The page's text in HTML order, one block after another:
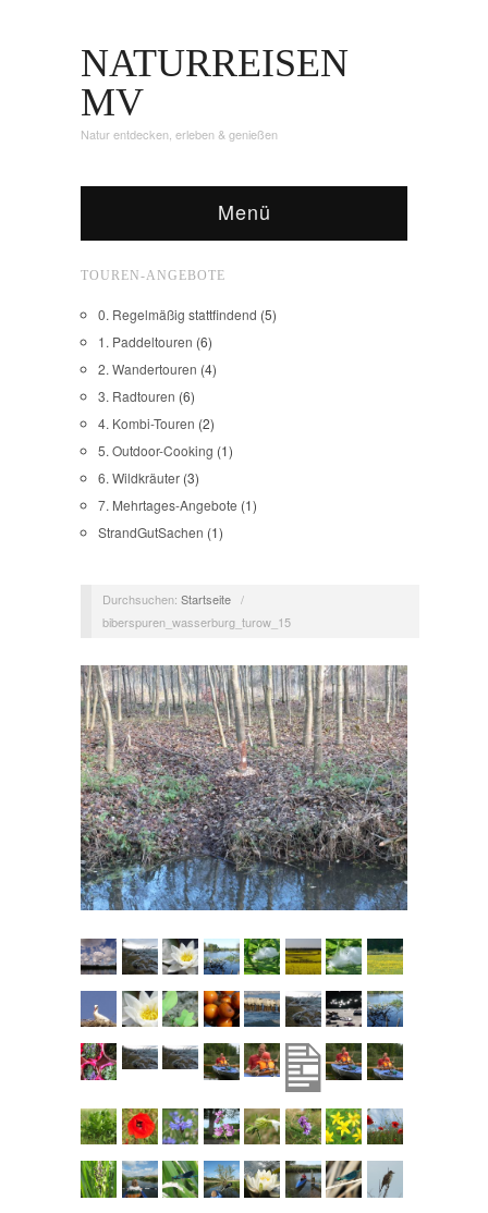
NATURREISEN
MV
Natur entdecken, erleben & genießen
Menü
TOUREN-ANGEBOTE
0. Regelmäßig stattfindend (5)
1. Paddeltouren (6)
2. Wandertouren (4)
3. Radtouren (6)
4. Kombi-Touren (2)
5. Outdoor-Cooking (1)
6. Wildkräuter (3)
7. Mehrtages-Angebote (1)
StrandGutSachen (1)
Durchsuchen: Startseite /
biberspuren_wasserburg_turow_15